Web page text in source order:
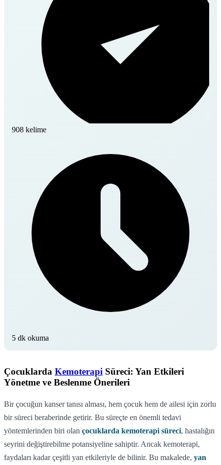
908 kelime
5 dk okuma
Çocuklarda Kemoterapi Süreci: Yan Etkileri
Yönetme ve Beslenme Önerileri
Bir çocuğun kanser tanısı alması, hem çocuk hem de ailesi için zorlu
bir süreci beraberinde getirir. Bu süreçte en önemli tedavi
yöntemlerinden biri olan çocuklarda kemoterapi süreci, hastalığın
seyrini değiştirebilme potansiyeline sahiptir. Ancak kemoterapi,
faydaları kadar çeşitli yan etkileriyle de bilinir. Bu makalede, yan